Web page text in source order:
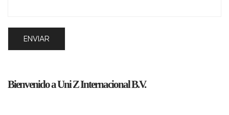
Bienvenido a Uni Z Internacional B.V.